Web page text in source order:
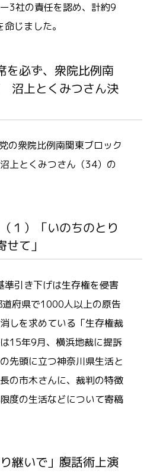
3社の責任を認め、計約9
じました。
を必ず、衆院比例南
沼上とくみつさん決
の衆院比例南関東ブロック
上とくみつさん（34）の
１）「いのちのとり
て」
引き下げは生存権を侵害
府県で1000人以上の原告
しを求めている「生存権裁
15年9月、横浜地裁に提訴
先頭に立つ神奈川県生活と
の市木さんに、裁判の特徴
度の生活などについて寄稿
継いで」腹話術上演